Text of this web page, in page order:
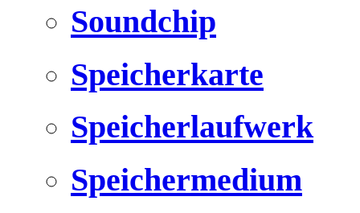
Soundchip
Speicherkarte
Speicherlaufwerk
Speichermedium